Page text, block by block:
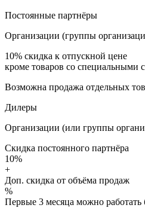
Постоянные партнёры
Организации (группы
10% скидка к отпускной цене
кроме товаров со специальными
Возможна продажа отдельных
Дилеры
Организации (или группы
Скидка постоянного партнёра
10%
+
Доп. скидка от объёма продаж
%
Первые 3 месяца можно работать